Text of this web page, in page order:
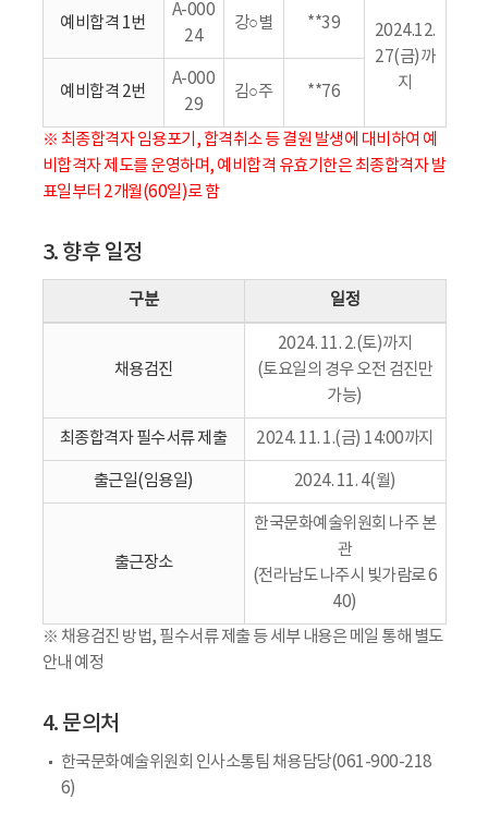
예비합격 1번
A-000
24
강○별 **39
2024.12.
27(금)까
지
예비합격 2번
A-000
29
김○주 **76
※ 최종합격자 임용포기, 합격취소 등 결원 발생에 대비하여 예
비합격자 제도를 운영하며, 예비합격 유효기한은 최종합격자 발
표일부터 2개월(60일)로 함
3. 향후 일정
구분 일정
채용검진
2024. 11. 2.(토)까지
(토요일의 경우 오전 검진만
가능)
최종합격자 필수서류 제출 2024. 11. 1.(금) 14:00까지
출근일(임용일) 2024. 11. 4(월)
출근장소
한국문화예술위원회 나주 본
관
(전라남도 나주시 빛가람로 6
40)
※ 채용검진 방법, 필수서류 제출 등 세부 내용은 메일 통해 별도
안내 예정
4. 문의처
한국문화예술위원회 인사소통팀 채용담당(061-900-218
6)